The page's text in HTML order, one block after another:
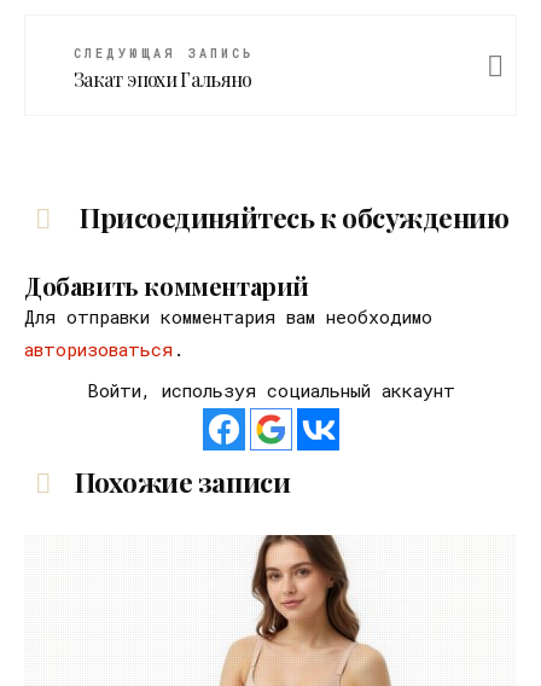
СЛЕДУЮЩАЯ ЗАПИСЬ
Закат эпохи Гальяно
Присоединяйтесь к обсуждению
Добавить комментарий
Для отправки комментария вам необходимо
авторизоваться .
Войти, используя социальный аккаунт
Похожие записи